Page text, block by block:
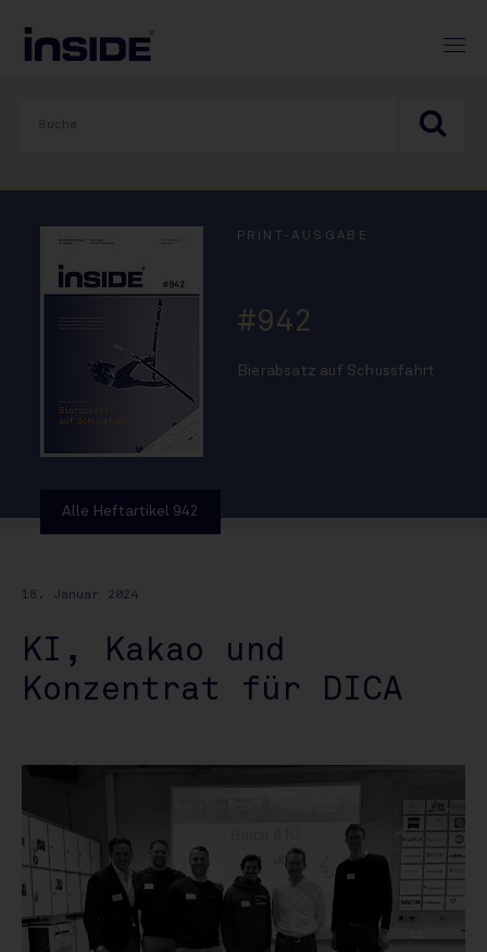
PRINT-AUSGABE
#942
Bierabsatz auf Schussfahrt
Alle Heftartikel 942
18. Januar 2024
KI, Kakao und
Konzentrat für DICA